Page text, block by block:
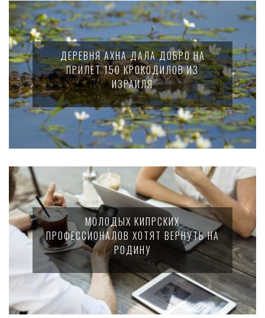
ДЕРЕВНЯ АХНА ДАЛА ДОБРО НА
ПРИЛЕТ 150 КРОКОДИЛОВ ИЗ
ИЗРАИЛЯ
МОЛОДЫХ КИПРСКИХ
ПРОФЕССИОНАЛОВ ХОТЯТ ВЕРНУТЬ НА
РОДИНУ